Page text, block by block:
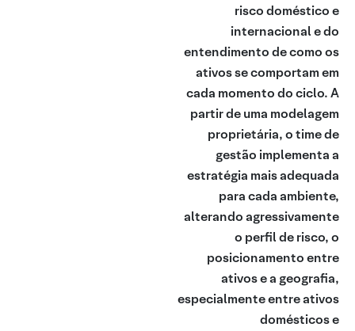
risco doméstico e
internacional e do
entendimento de como os
ativos se comportam em
cada momento do ciclo. A
partir de uma modelagem
proprietária, o time de
gestão implementa a
estratégia mais adequada
para cada ambiente,
alterando agressivamente
o perfil de risco, o
posicionamento entre
ativos e a geografia,
especialmente entre ativos
domésticos e